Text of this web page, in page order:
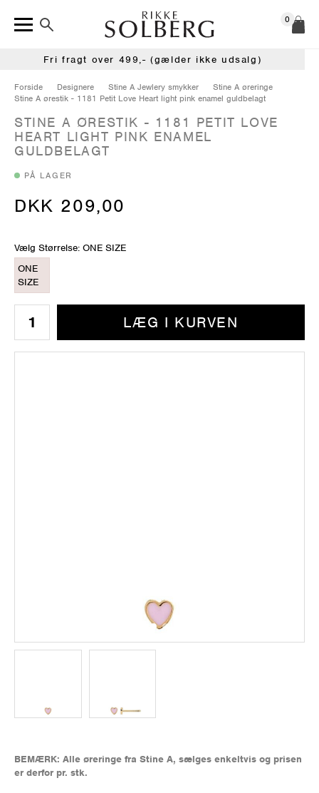
0
Fri fragt over 499,- (gælder ikke udsalg)
Forside Designere Stine A Jewlery smykker
Stine A øreringe
Stine A ørestik - 1181 Petit Love Heart light pink enamel guldbelagt
STINE A ØRESTIK - 1181 PETIT LOVE
HEART LIGHT PINK ENAMEL
GULDBELAGT
PÅ LAGER
DKK 209,00
Vælg Størrelse: ONE SIZE
ONE
SIZE
LÆG I KURVEN
BEMÆRK: Alle øreringe fra Stine A, sælges enkeltvis og prisen
er derfor pr. stk.